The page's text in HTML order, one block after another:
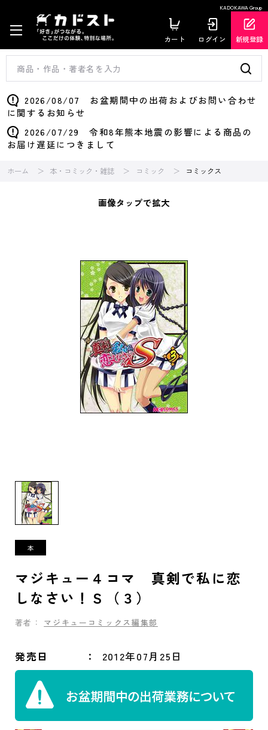
KADOKAWA Group
カート ログイン 新規登録
2026/08/07 お盆期間中の出荷およびお問い合わせ
に関するお知らせ
2026/07/29 令和8年熊本地震の影響による商品の
お届け遅延につきまして
ホーム 本・コミック・雑誌 コミック コミックス
画像タップで拡大
マジキュー４コマ 真剣で私に恋
しなさい！Ｓ（３）
著者： マジキューコミックス編集部
発売日 2012年07月25日